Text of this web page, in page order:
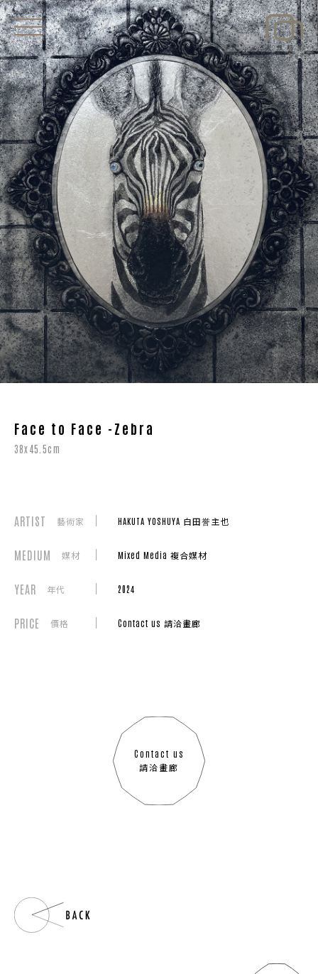
EXHIBITIONS
NEWS
ARTISTS
ART SHOP
ABOUT
CONTACT
Face to Face -Zebra
38x45.5cm
ARTIST 藝術家 HAKUTA YOSHUYA 白田誉主也
MEDIUM 媒材 Mixed Media 複合媒材
YEAR 年代 2024
PRICE 價格 Contact us 請洽畫廊
Contact us
請洽畫廊